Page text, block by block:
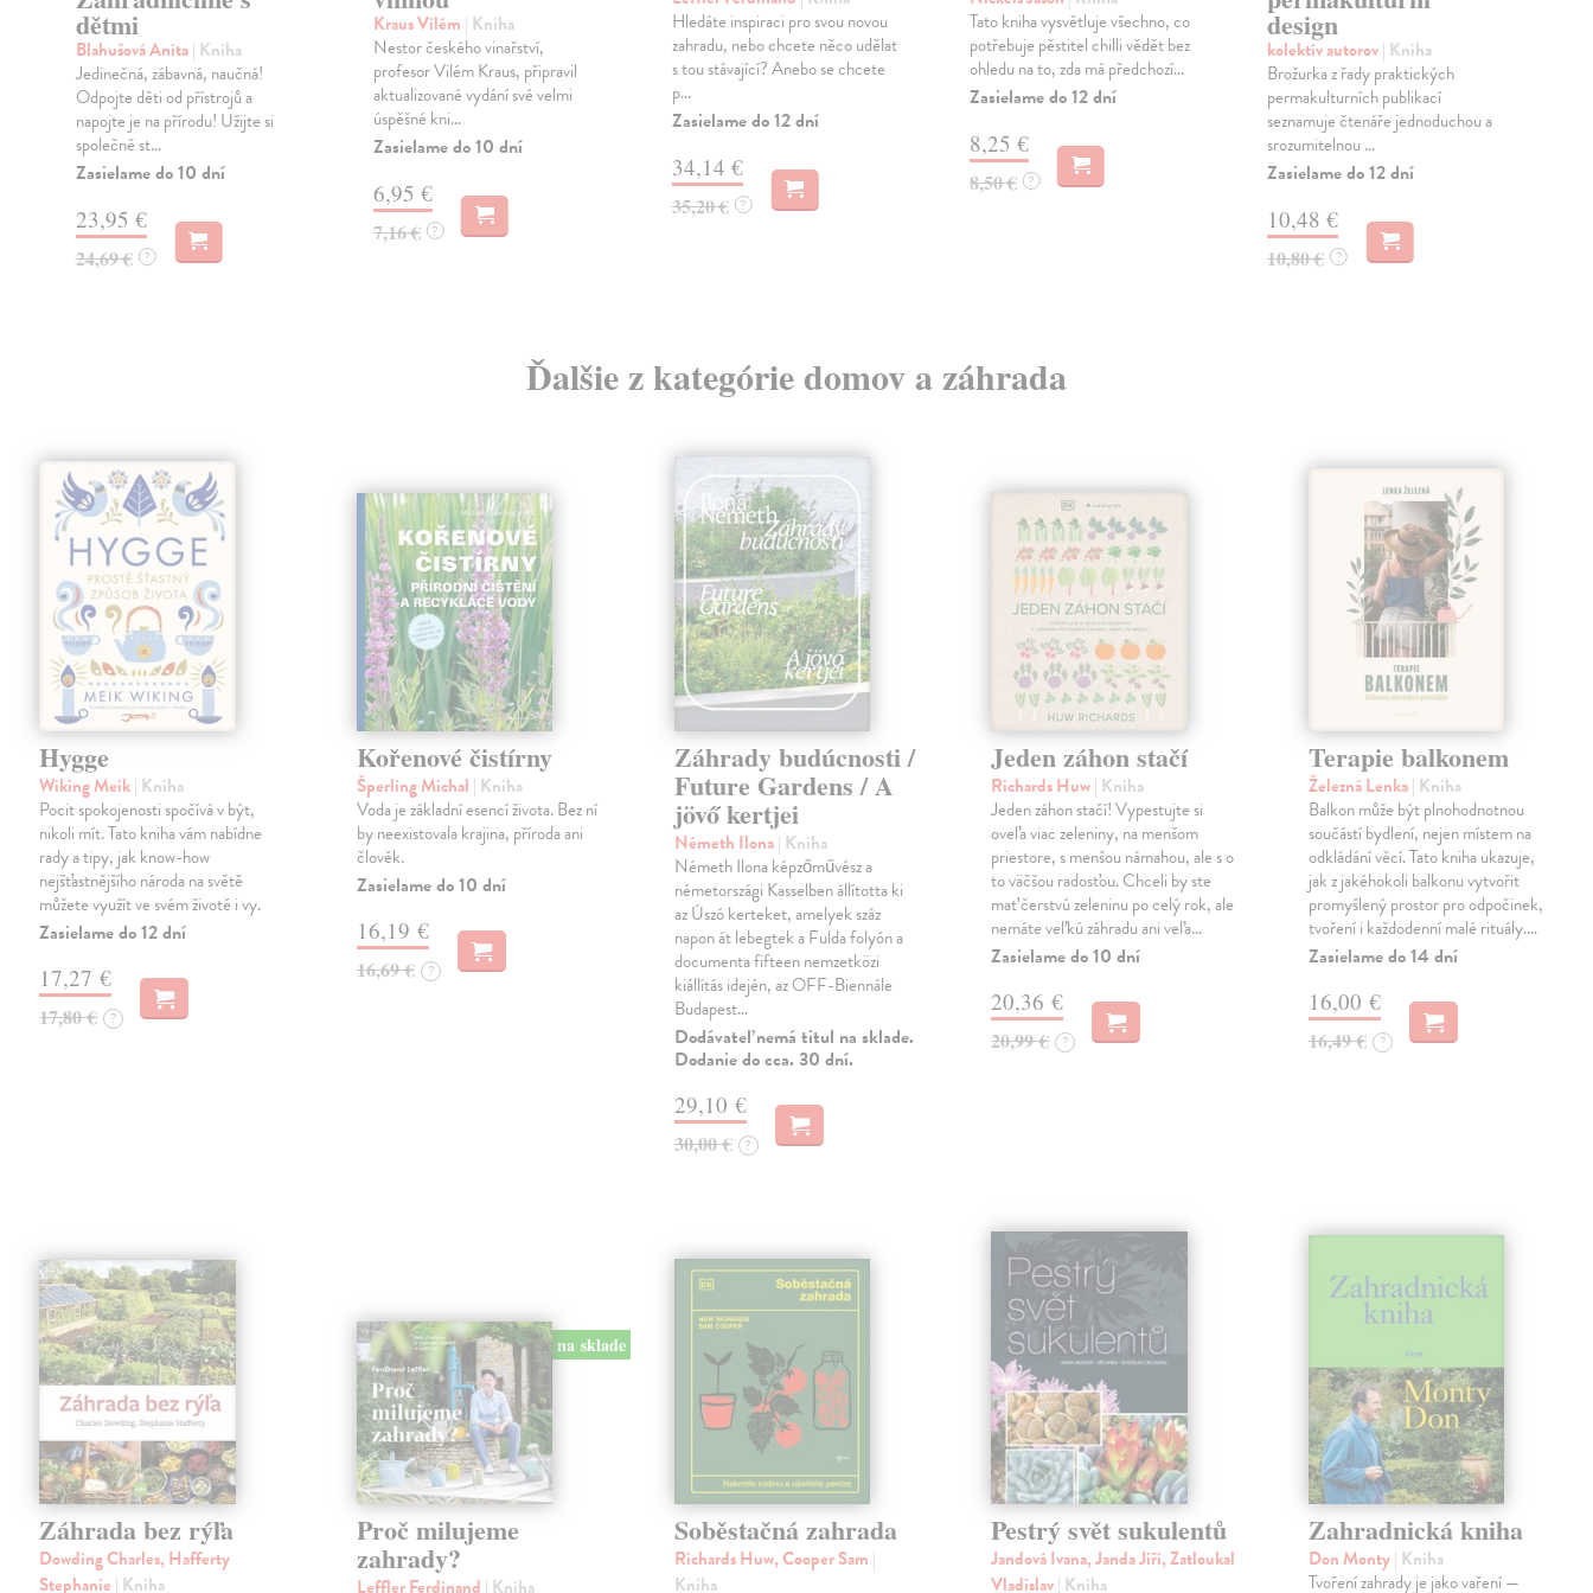
dětmi
Blahušová Anita| Kniha
Jedinečná, zábavná, naučná!
Odpojte děti od přístrojů a
napojte je na přírodu! Užijte si
společně st...
Zasielame do 10 dní
23,95 €
24,69 € ?
Kraus Vilém | Kniha
Nestor českého vinařství,
profesor Vilém Kraus, připravil
aktualizované vydání své velmi
úspěšné kni...
Zasielame do 10 dní
6,95 €
7,16 € ?
Hledáte inspiraci pro svou novou
zahradu, nebo chcete něco udělat
s tou stávající? Anebo se chcete
p...
Zasielame do 12 dní
34,14 €
35,20 € ?
Tato kniha vysvětluje všechno, co
potřebuje pěstitel chilli vědět bez
ohledu na to, zda má předchozí...
Zasielame do 12 dní
8,25 €
8,50 € ?
design
kolektív autorov| Kniha
Brožurka z řady praktických
permakulturních publikací
seznamuje čtenáře jednoduchou a
srozumitelnou ...
Zasielame do 12 dní
10,48 €
10,80 € ?
Ďalšie z kategórie domov a záhrada
Hygge
Wiking Meik| Kniha
Pocit spokojenosti spočívá v být,
nikoli mít. Tato kniha vám nabídne
rady a tipy, jak know-how
nejšťastnějšího národa na světě
můžete využít ve svém životě i vy.
Zasielame do 12 dní
17,27 €
17,80 € ?
Kořenové čistírny
Šperling Michal | Kniha
Voda je základní esencí života. Bez ní
by neexistovala krajina, příroda ani
člověk.
Zasielame do 10 dní
16,19 €
16,69 € ?
Záhrady budúcnosti /
Future Gardens / A
jövő kertjei
Németh Ilona| Kniha
Németh Ilona képzőművész a
németországi Kasselben állította ki
az Úszó kerteket, amelyek száz
napon át lebegtek a Fulda folyón a
documenta fifteen nemzetközi
kiállítás idején, az OFF-Biennále
Budapest…
Dodávateľ nemá titul na sklade.
Dodanie do cca. 30 dní.
29,10 €
30,00 € ?
Jeden záhon stačí
Richards Huw| Kniha
Jeden záhon stačí! Vypestujte si
oveľa viac zeleniny, na menšom
priestore, s menšou námahou, ale s o
to väčšou radosťou. Chceli by ste
mať čerstvú zeleninu po celý rok, ale
nemáte veľkú záhradu ani veľa…
Zasielame do 10 dní
20,36 €
20,99 € ?
Terapie balkonem
Železná Lenka| Kniha
Balkon může být plnohodnotnou
součástí bydlení, nejen místem na
odkládání věcí. Tato kniha ukazuje,
jak z jakéhokoli balkonu vytvořit
promyšlený prostor pro odpočinek,
tvoření i každodenní malé rituály.…
Zasielame do 14 dní
16,00 €
16,49 € ?
Záhrada bez rýľa
Dowding Charles, Hafferty
Stephanie | Kniha
na sklade
Proč milujeme
zahrady?
Leffler Ferdinand | Kniha
Soběstačná zahrada
Richards Huw, Cooper Sam |
Kniha
Pestrý svět sukulentů
Jandová Ivana, Janda Jiří, Zatloukal
Vladislav| Kniha
Zahradnická kniha
Don Monty| Kniha
Tvoření zahrady je jako vaření —